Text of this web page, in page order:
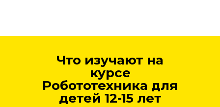
Что изучают на
курсе
Робототехника для
детей 12-15 лет